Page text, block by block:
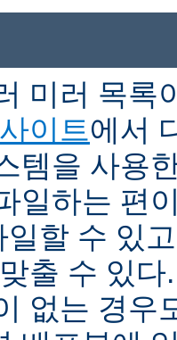
미러 목록
이트에서
템을 사용
일하는 편
할 수 있
출 수 있
없는 경우